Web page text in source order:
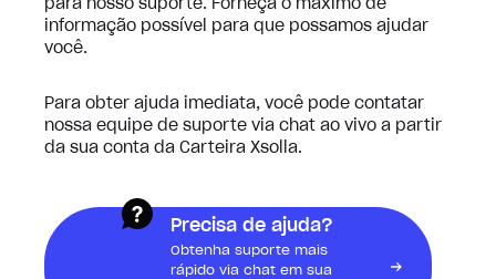
para nosso suporte. Forneça o máximo de
informação possível para que possamos ajudar
você.
Para obter ajuda imediata, você pode contatar
nossa equipe de suporte via chat ao vivo a partir
da sua conta da Carteira Xsolla.
Precisa de ajuda?
Obtenha suporte mais
rápido via chat em sua